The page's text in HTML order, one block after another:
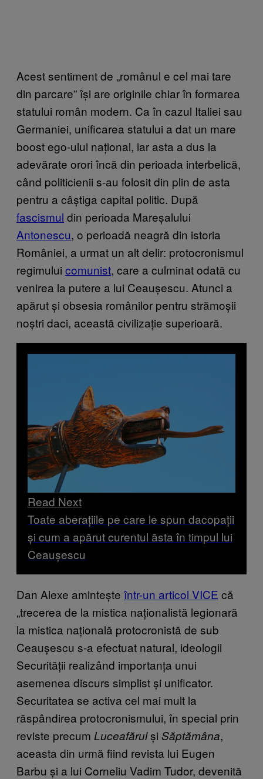
Acest sentiment de „românul e cel mai tare
din parcare” își are originile chiar în formarea
statului român modern. Ca în cazul Italiei sau
Germaniei, unificarea statului a dat un mare
boost ego-ului național, iar asta a dus la
adevărate orori încă din perioada interbelică,
când politicienii s-au folosit din plin de asta
pentru a câștiga capital politic. După
fascismul din perioada Mareșalului
Antonescu, o perioadă neagră din istoria
României, a urmat un alt delir: protocronismul
regimului comunist, care a culminat odată cu
venirea la putere a lui Ceaușescu. Atunci a
apărut și obsesia românilor pentru strămoșii
noștri daci, această civilizație superioară.
Read Next
Toate aberațiile pe care le spun dacopații
și cum a apărut curentul ăsta în timpul lui
Ceaușescu
Dan Alexe amintește într-un articol VICE că
„trecerea de la mistica naționalistă legionară
la mistica națională protocronistă de sub
Ceaușescu s-a efectuat natural, ideologii
Securității realizând importanța unui
asemenea discurs simplist și unificator.
Securitatea se activa cel mai mult la
răspândirea protocronismului, în special prin
reviste precum Luceafărulși Săptămâna,
aceasta din urmă fiind revista lui Eugen
Barbu și a lui Corneliu Vadim Tudor, devenită